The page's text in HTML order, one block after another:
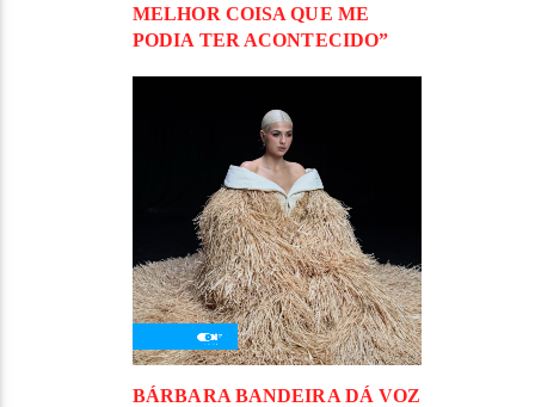
MELHOR COISA QUE ME
PODIA TER ACONTECIDO”
BÁRBARA BANDEIRA DÁ VOZ